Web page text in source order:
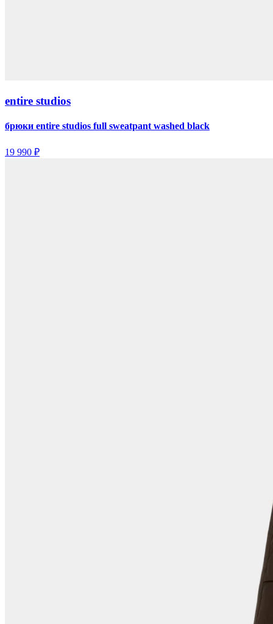
entire studios
брюки entire studios full sweatpant washed black
19 990 ₽